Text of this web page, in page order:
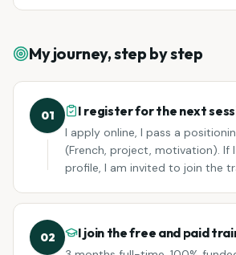
My journey, step by step
01 I register for the next
I apply online, I pass a
(French, project, motivation). If
profile, I am invited to join the
02 I join the free and paid